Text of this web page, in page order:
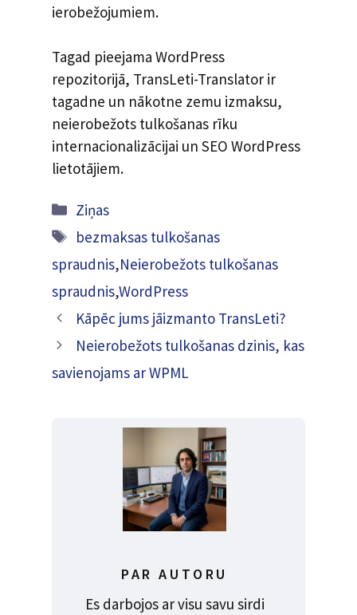
ierobežojumiem.
Tagad pieejama WordPress
repozitorijā, TransLeti-Translator ir
tagadne un nākotne zemu izmaksu,
neierobežots tulkošanas rīku
internacionalizācijai un SEO WordPress
lietotājiem.
Kategorijas
Ziņas
Tagi
bezmaksas tulkošanas
spraudnis,Neierobežots tulkošanas
spraudnis,WordPress
Kāpēc jums jāizmanto TransLeti?
Neierobežots tulkošanas dzinis, kas
savienojams ar WPML
PAR AUTORU
Es darbojos ar visu savu sirdi